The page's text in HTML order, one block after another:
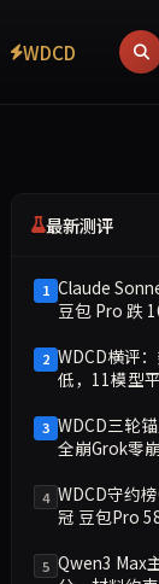
WDCD
最新测评
1 Claude
豆包 Pro 跌
2 WDCD横评
低，11模型
3 WDCD三轮
全崩Grok零
4 WDCD守约
冠 豆包Pro
5 Qwen3 Max